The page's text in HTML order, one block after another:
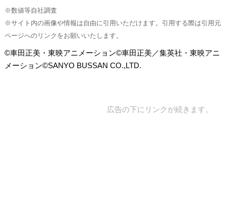
※数値等自社調査
※サイト内の画像や情報は自由に引用いただけます。引用する際は引用元
ページへのリンクをお願いいたします。
©車田正美・東映アニメーション©車田正美／集英社・東映アニ
メーション©SANYO BUSSAN CO.,LTD.
広告の下にリンクが続きます。